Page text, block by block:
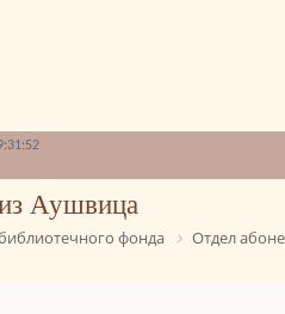
Аушвица
фонда Отдел